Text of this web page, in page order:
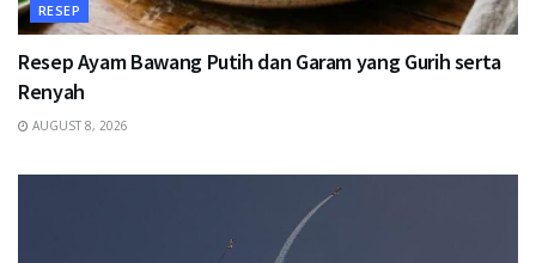
RESEP
Resep Ayam Bawang Putih dan Garam yang Gurih serta
Renyah
AUGUST 8, 2026